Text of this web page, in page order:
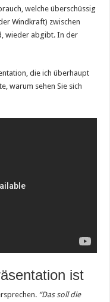
welche überschüssig
Windkraft) zwischen
wieder abgibt. In der
die ich überhaupt
warum sehen Sie sich
ist
“Das soll die